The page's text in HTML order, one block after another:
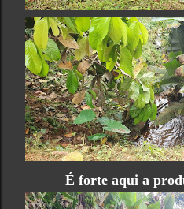
É forte aqui a